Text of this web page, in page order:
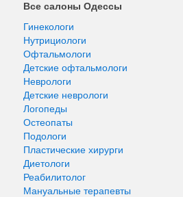
Все салоны Одессы
Гинекологи
Нутрициологи
Офтальмологи
Детские офтальмологи
Неврологи
Детские неврологи
Логопеды
Остеопаты
Подологи
Пластические хирурги
Диетологи
Реабилитолог
Мануальные терапевты